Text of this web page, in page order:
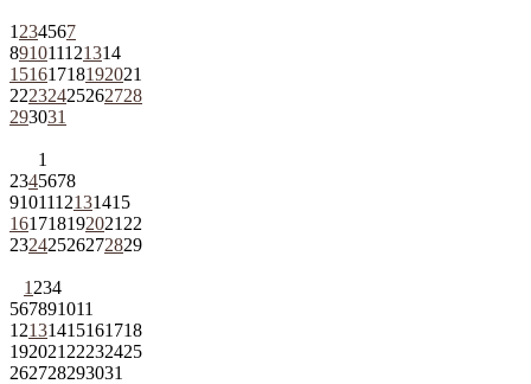
1 234567
891011121314
15161718192021
22232425262728
293031
1
2345678
9101112131415
161718192021 22
23242526272829
1 234
567891011
12131415161718
192021 22232425
262728293031